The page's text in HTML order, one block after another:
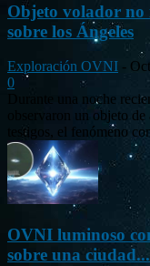
Objeto volador no
sobre los Ángeles
Exploración OVNI -
0
Durante una noche
observaron un objeto
testigos, el fenómeno
OVNI luminoso
sobre una ciudad...